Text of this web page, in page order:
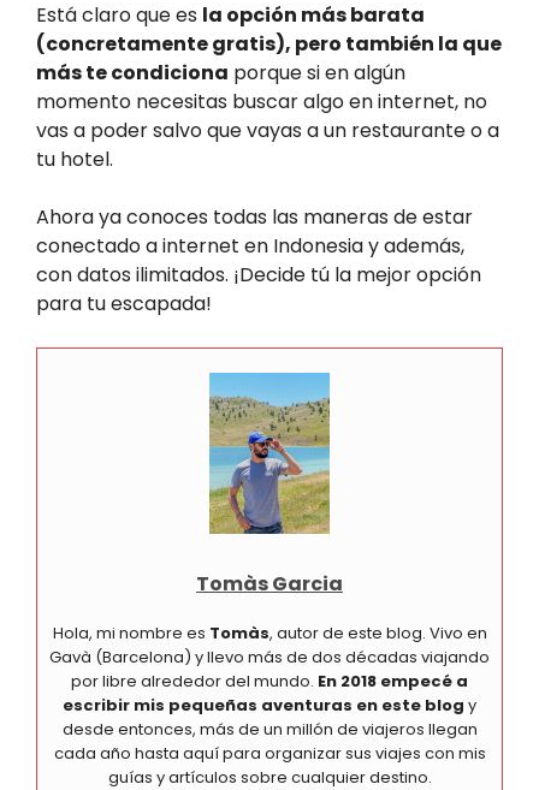
Está claro que es la opción más barata
(concretamente gratis), pero también la que
más te condiciona porque si en algún
momento necesitas buscar algo en internet, no
vas a poder salvo que vayas a un restaurante o a
tu hotel.
Ahora ya conoces todas las maneras de estar
conectado a internet en Indonesia y además,
con datos ilimitados. ¡Decide tú la mejor opción
para tu escapada!
Tomàs Garcia
Hola, mi nombre es Tomàs, autor de este blog. Vivo en
Gavà (Barcelona) y llevo más de dos décadas viajando
por libre alrededor del mundo. En 2018 empecé a
escribir mis pequeñas aventuras en este blog y
desde entonces, más de un millón de viajeros llegan
cada año hasta aquí para organizar sus viajes con mis
guías y artículos sobre cualquier destino.